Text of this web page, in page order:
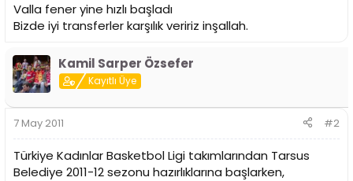
Valla fener yine hızlı başladı
Bizde iyi transferler karşılık veririz inşallah.
Kamil Sarper Özsefer
Kayıtlı Üye
7 May 2011 #2
Türkiye Kadınlar Basketbol Ligi takımlarından Tarsus
Belediye 2011-12 sezonu hazırlıklarına başlarken,